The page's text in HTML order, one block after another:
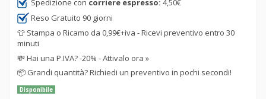
Spedizione con corriere espresso: 4,50€
Reso Gratuito 90 giorni
👕 Stampa o Ricamo da 0,99€+iva - Ricevi preventivo entro 30
minuti
💸Hai una P.IVA? -20% - Attivalo ora »
📦 Grandi quantità? Richiedi un preventivo in pochi secondi!
Disponibile